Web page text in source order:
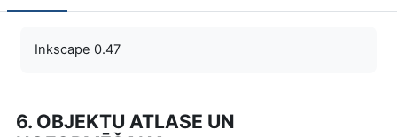
Inkscape 0.47
6. OBJEKTU ATLASE UN